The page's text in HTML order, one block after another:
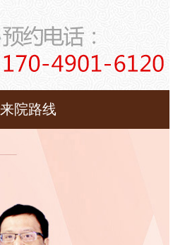
来院路线